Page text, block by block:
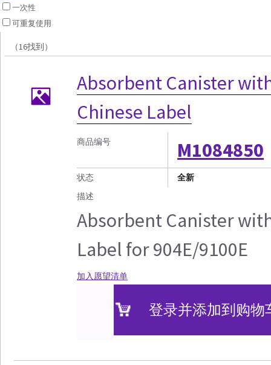
一次性
可重复使用
（16找到）
Absorbent Canister
Chinese Label
商品编号 M1084850
状态
全新
描述
Absorbent Canister
Label for 904E/9100E
加入愿望清单
登录并添加到购物